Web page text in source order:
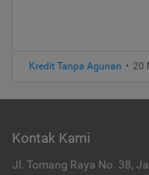
Kredit Tanpa Agunan • 20
Kontak Kami
Jl. Tomang Raya No. 38,